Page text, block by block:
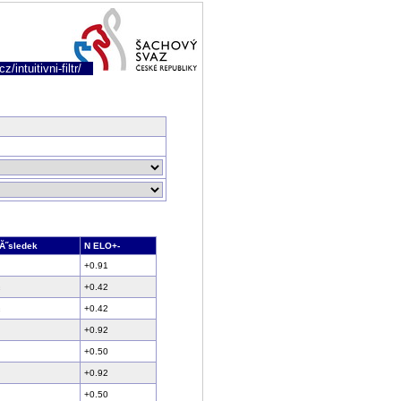
intuitivni-filtr/
N ELO+-
+0.91
+0.42
+0.42
+0.92
+0.50
+0.92
+0.50